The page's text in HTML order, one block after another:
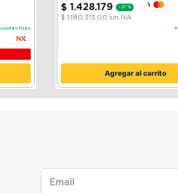
cuotas fijas
$ 1 .428.179 - 27 %
$ 1.180.313,00 sin IVA
Agregar al carrito